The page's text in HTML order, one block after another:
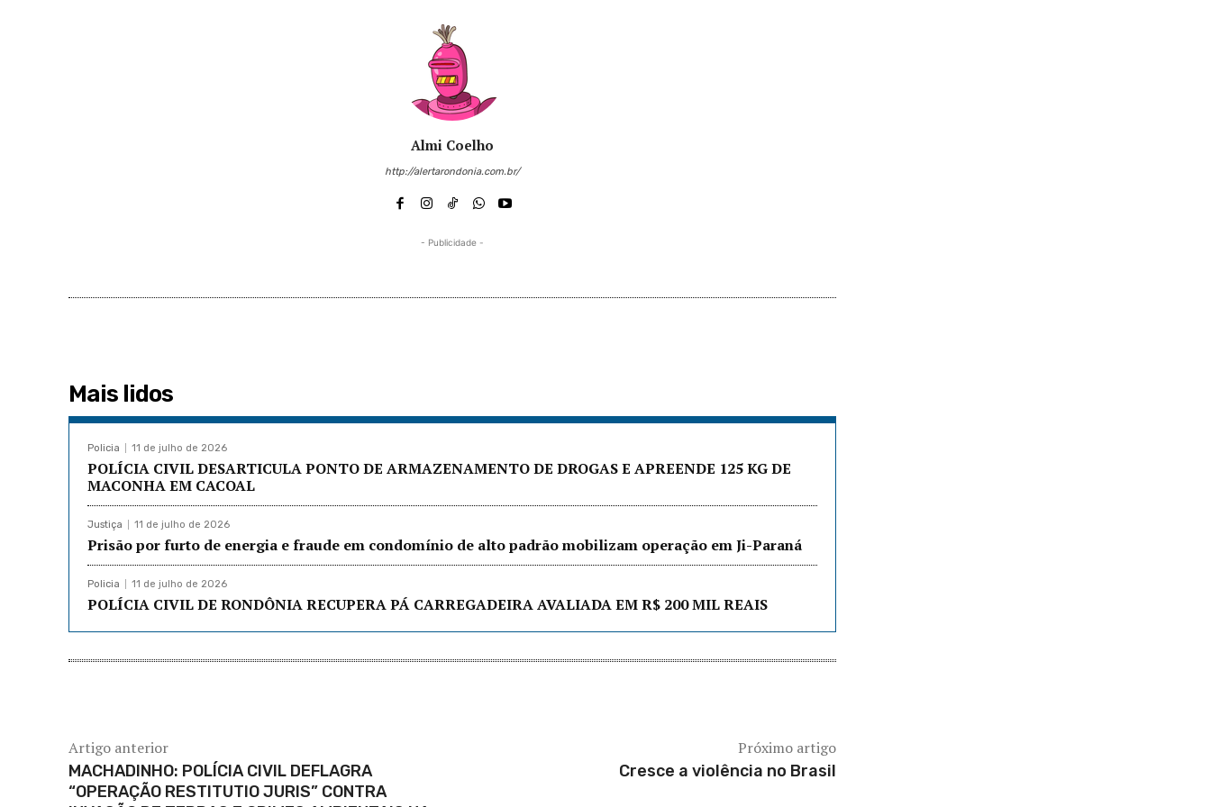
Almi Coelho
http://alertarondonia.com.br/
- Publicidade -
Mais lidos
Policia 11 de julho de 2026
POLÍCIA CIVIL DESARTICULA PONTO DE ARMAZENAMENTO DE DROGAS E APREENDE 125 KG DE
MACONHA EM CACOAL
Justiça 11 de julho de 2026
Prisão por furto de energia e fraude em condomínio de alto padrão mobilizam operação em Ji-Paraná
Policia 11 de julho de 2026
POLÍCIA CIVIL DE RONDÔNIA RECUPERA PÁ CARREGADEIRA AVALIADA EM R$ 200 MIL REAIS
Artigo anterior
MACHADINHO: POLÍCIA CIVIL DEFLAGRA
“OPERAÇÃO RESTITUTIO JURIS” CONTRA
Próximo artigo
Cresce a violência no Brasil